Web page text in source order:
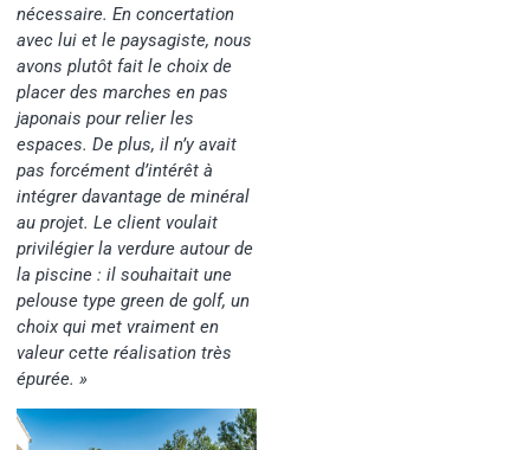
nécessaire. En concertation
avec lui et le paysagiste, nous
avons plutôt fait le choix de
placer des marches en pas
japonais pour relier les
espaces. De plus, il n’y avait
pas forcément d’intérêt à
intégrer davantage de minéral
au projet. Le client voulait
privilégier la verdure autour de
la piscine : il souhaitait une
pelouse type green de golf, un
choix qui met vraiment en
valeur cette réalisation très
épurée. »